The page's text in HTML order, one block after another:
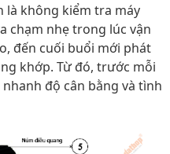
là không kiểm tra máy
chạm nhẹ trong lúc vận
đến cuối buổi mới phát
khớp. Từ đó, trước mỗi
độ cân bằng và tình